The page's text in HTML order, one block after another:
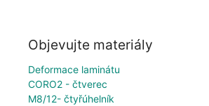
Objevujte materiály
Deformace laminátu
CORO2 - čtverec
M8/12- čtyřúhelník